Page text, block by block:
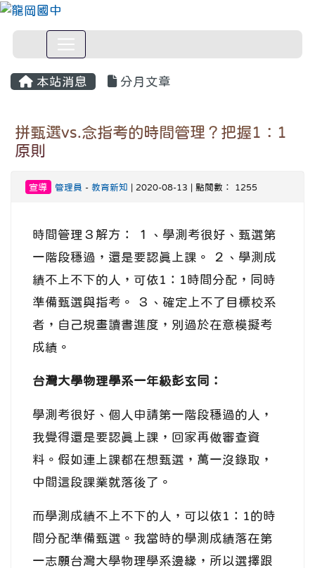
本站消息 分月文章
拼甄選vs.念指考的時間管理？把握1：1
原則
宣導 管理員 - 教育新知 | 2020-08-13 | 點閱數： 1255
時間管理３解方： １、學測考很好、甄選第
一階段穩過，還是要認真上課。 ２、學測成
績不上不下的人，可依1：1時間分配，同時
準備甄選與指考。 ３、確定上不了目標校系
者，自己規畫讀書進度，別過於在意模擬考
成績。
台灣大學物理學系一年級彭玄同：
學測考很好、個人申請第一階段穩過的人，
我覺得還是要認真上課，回家再做審查資
料。假如連上課都在想甄選，萬一沒錄取，
中間這段課業就落後了。
而學測成績不上不下的人，可以依1：1的時
間分配準備甄選。我當時的學測成績落在第
一志願台灣大學物理學系邊緣，所以選擇跟